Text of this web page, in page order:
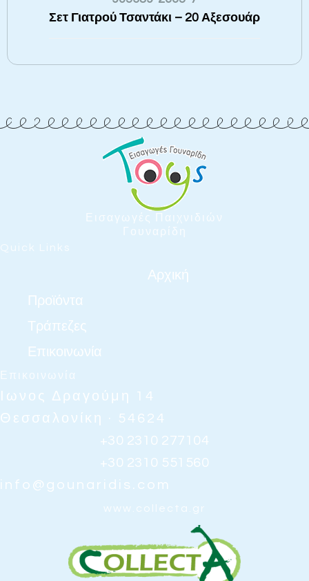
Σετ Γιατρού Τσαντάκι – 20 Αξεσουάρ
Εισαγωγές Παιχνιδιών
Γουναρίδη
Quick Links
Αρχική
Προϊόντα
Τράπεζες
Επικοινωνία
Επικοινωνία
Ιωνος Δραγούμη 14
Θεσσαλονίκη · 54624
+30 2310 277104
+30 2310 551560
info@gounaridis.com
www.collecta.gr